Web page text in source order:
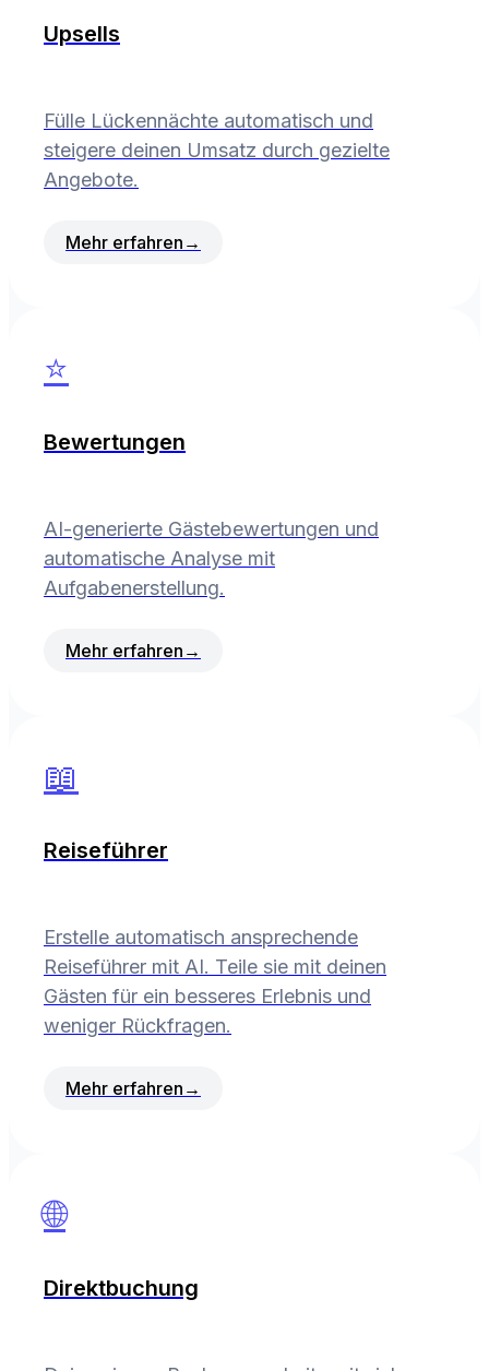
Upsells
Fülle Lückennächte automatisch und
steigere deinen Umsatz durch gezielte
Angebote.
Mehr erfahren →
⭐
Bewertungen
AI-generierte Gästebewertungen und
automatische Analyse mit
Aufgabenerstellung.
Mehr erfahren →
📖
Reiseführer
Erstelle automatisch ansprechende
Reiseführer mit AI. Teile sie mit deinen
Gästen für ein besseres Erlebnis und
weniger Rückfragen.
Mehr erfahren →
🌐
Direktbuchung